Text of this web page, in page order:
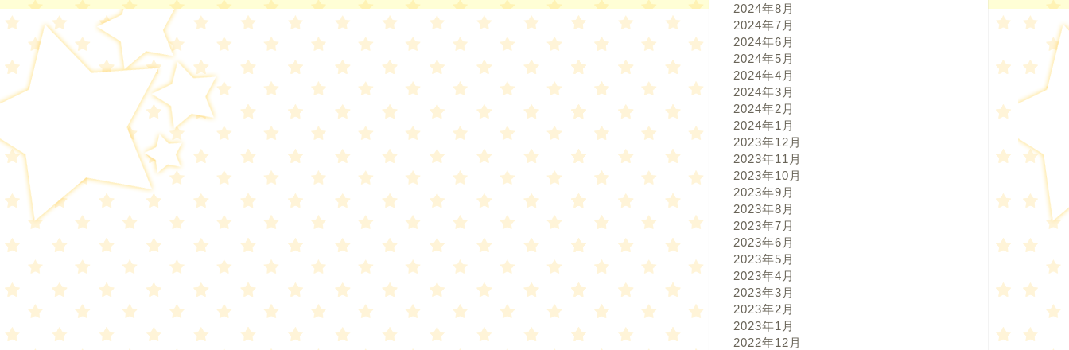
2024年8月
2024年7月
2024年6月
2024年5月
2024年4月
2024年3月
2024年2月
2024年1月
2023年12月
2023年11月
2023年10月
2023年9月
2023年8月
2023年7月
2023年6月
2023年5月
2023年4月
2023年3月
2023年2月
2023年1月
2022年12月